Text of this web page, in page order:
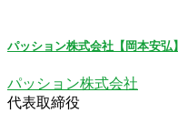
パッション株式会社【岡本安弘】
パッション株式会社
代表取締役